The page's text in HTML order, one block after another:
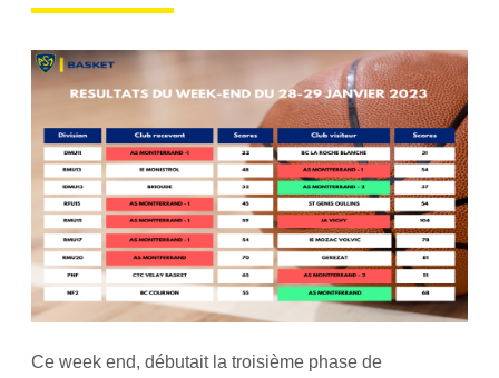
Ce week end, débutait la troisième phase de